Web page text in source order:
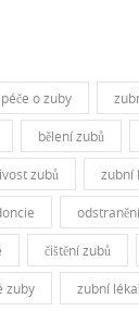
péče o zuby
bělení zubů
zubů zubní
čištění zubů
zuby zubní